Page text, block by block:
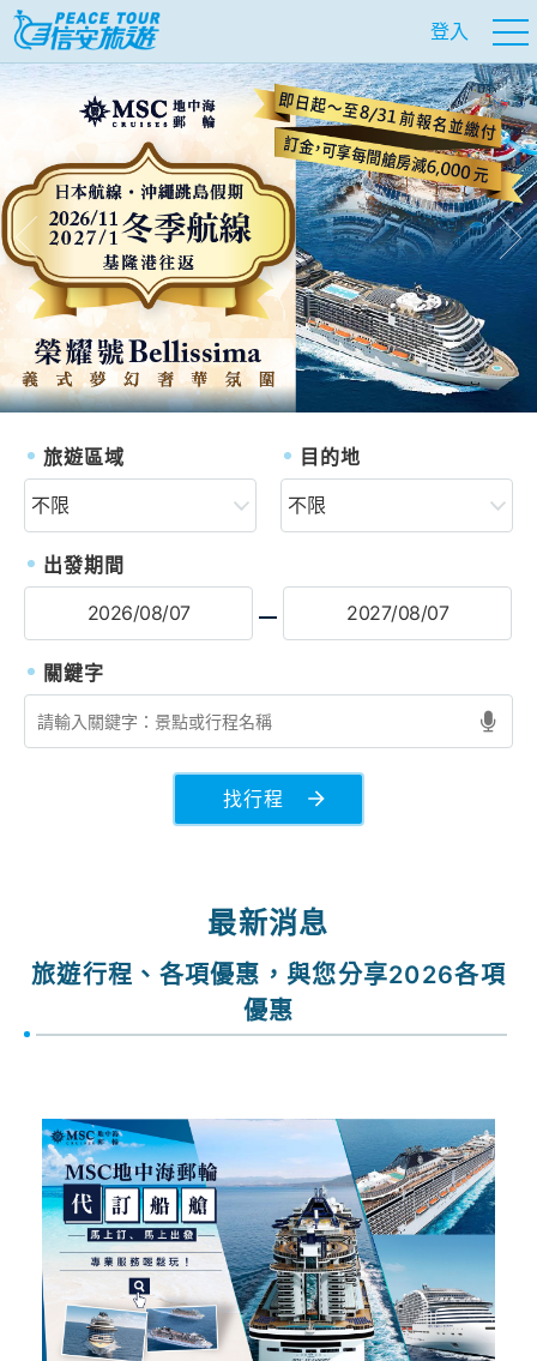
登入
往前 往
旅遊區域 目的地
出發期間
找行程
最新消息
旅遊行程、各項優惠，與您分享2026各項
優惠